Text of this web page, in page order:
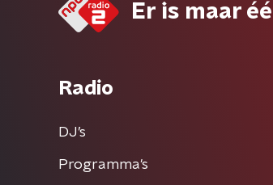
Er is maar
Radio
DJ’s
Programma's